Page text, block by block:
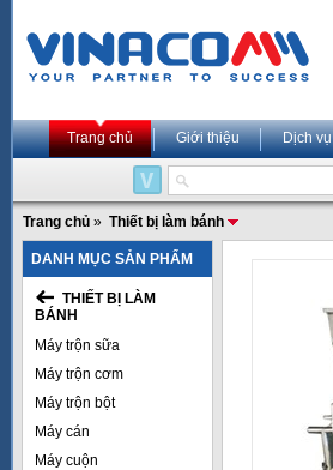
Trang chủ Giới thiệu Dịch vụ
Trang chủ » Thiết bị làm bánh
DANH MỤC SẢN PHẨM
THIẾT BỊ LÀM
BÁNH
Máy trộn sữa
Máy trộn cơm
Máy trộn bột
Máy cán
Máy cuộn